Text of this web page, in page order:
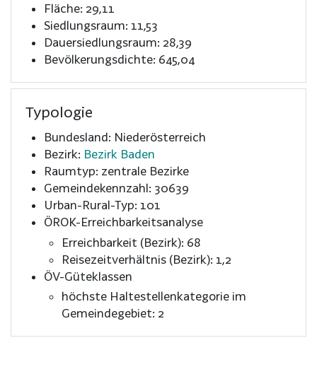
Fläche: 29,11
Siedlungsraum: 11,53
Dauersiedlungsraum: 28,39
Bevölkerungsdichte: 645,04
Typologie
Bundesland: Niederösterreich
Bezirk: Bezirk Baden
Raumtyp: zentrale Bezirke
Gemeindekennzahl: 30639
Urban-Rural-Typ: 101
ÖROK-Erreichbarkeitsanalyse
Erreichbarkeit (Bezirk): 68
Reisezeitverhältnis (Bezirk): 1,2
ÖV-Güteklassen
höchste Haltestellenkategorie im
Gemeindegebiet: 2